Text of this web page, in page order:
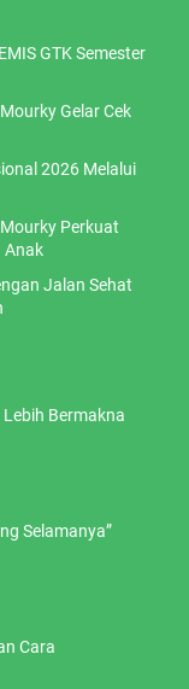
GTK Semester
Gelar Cek
2026 Melalui
Perkuat
Anak
Jalan Sehat
Bermakna
Selamanya”
Cara